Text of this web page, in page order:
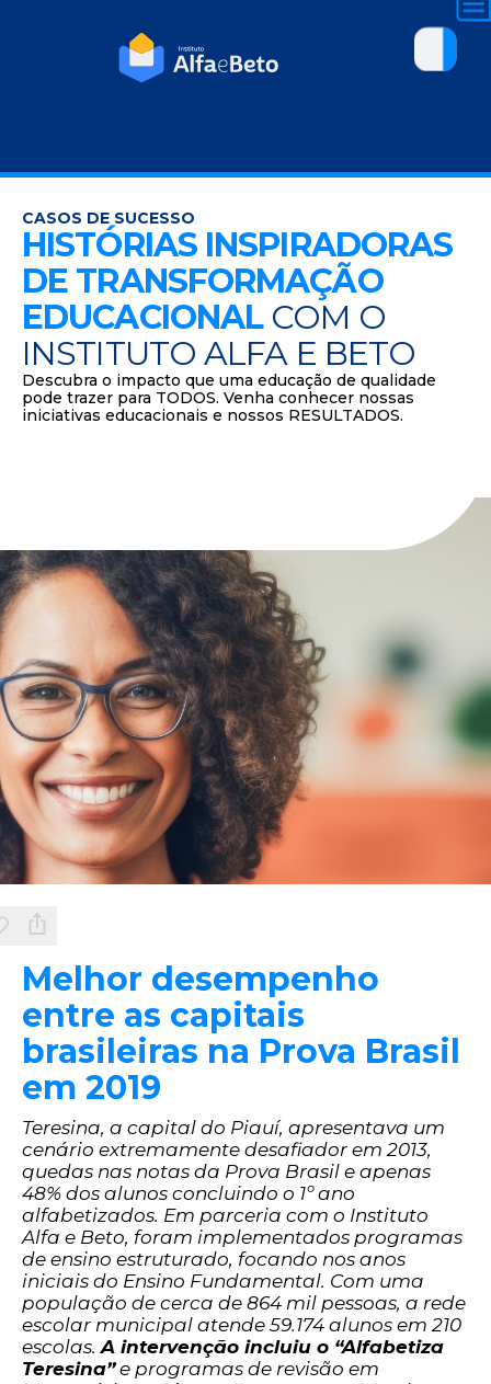
CASOS DE SUCESSO
HISTÓRIAS INSPIRADORAS
DE TRANSFORMAÇÃO
EDUCACIONALCOM O
INSTITUTO ALFA E BETO
Descubra o impacto que uma educação de qualidade
pode trazer para TODOS. Venha conhecer nossas
iniciativas educacionais e nossos RESULTADOS.
Melhor desempenho
entre as capitais
brasileiras na Prova Brasil
em 2019
Teresina, a capital do Piauí, apresentava um
cenário extremamente desafiador em 2013,
quedas nas notas da Prova Brasil e apenas
48% dos alunos concluindo o 1º ano
alfabetizados. Em parceria com o Instituto
Alfa e Beto, foram implementados programas
de ensino estruturado, focando nos anos
iniciais do Ensino Fundamental. Com uma
população de cerca de 864 mil pessoas, a rede
escolar municipal atende 59.174 alunos em 210
escolas.A intervenção incluiu o “Alfabetiza
Teresina”e programas de revisão em